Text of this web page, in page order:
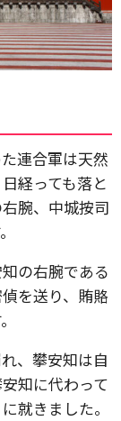
連合軍は天然
経っても落と
腕、中城按司
の右腕である
を送り、賄賂
、攀安知は自
知に代わって
就きました。